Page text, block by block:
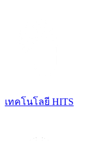
เทคโนโลยี HITS